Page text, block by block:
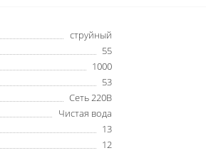
струйный
55
1000
53
Сеть 220В
Чистая вода
13
12